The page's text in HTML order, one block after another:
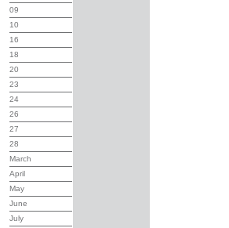
09
10
16
18
20
23
24
26
27
28
March
April
May
June
July